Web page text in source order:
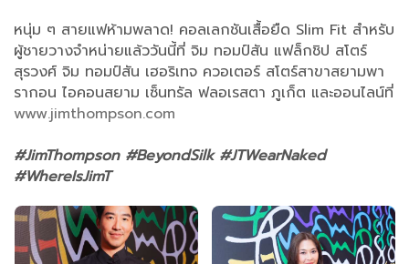
หนุ่ม ๆ สายแฟห้ามพลาด! คอลเลกชันเสื้อยืด Slim Fit สำหรับ
ผู้ชายวางจำหน่ายแล้ววันนี้ที่ จิม ทอมป์สัน แฟล็กชิป สโตร์
สุรวงศ์ จิม ทอมป์สัน เฮอริเทจ ควอเตอร์ สโตร์สาขาสยามพา
รากอน ไอคอนสยาม เซ็นทรัล ฟลอเรสตา ภูเก็ต และออนไลน์ที่
www.jimthompson.com
#JimThompson #BeyondSilk #JTWearNaked
#WhereIsJimT